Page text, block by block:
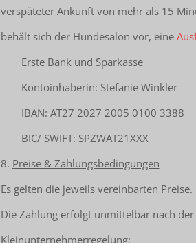
verspäteter Ankunft von mehr als 15
behält sich der Hundesalon vor, eine
Erste Bank und Sparkasse
Kontoinhaberin: Stefanie Winkler
IBAN: AT27 2027 2005 0100 3388
BIC/ SWIFT: SPZWAT21XXX
8. Preise & Zahlungsbedingungen
Es gelten die jeweils vereinbarten Preise.
Die Zahlung erfolgt unmittelbar nach
Kleinunternehmerregelung: